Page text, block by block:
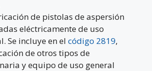
de pistolas de aspersión
eléctricamente de uso
Se incluye en el código 2819,
de otros tipos de
y equipo de uso general